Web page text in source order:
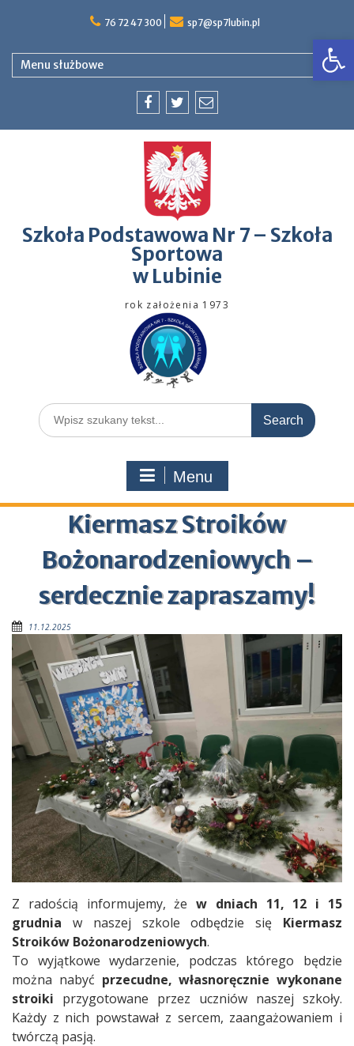
76 72 47 300 sp7@sp7lubin.pl
Menu służbowe
Szkoła Podstawowa Nr 7 – Szkoła
Sportowa
w Lubinie
rok założenia 1973
Menu
Kiermasz Stroików
Bożonarodzeniowych –
serdecznie zapraszamy!
11.12.2025
Z radością informujemy, żew dniach 11, 12 i 15
grudnia w naszej szkole odbędzie się Kiermasz
Stroików Bożonarodzeniowych.
To wyjątkowe wydarzenie, podczas którego będzie
można nabyć przecudne, własnoręcznie wykonane
stroiki przygotowane przez uczniów naszej szkoły.
Każdy z nich powstawał z sercem, zaangażowaniem i
twórczą pasją.